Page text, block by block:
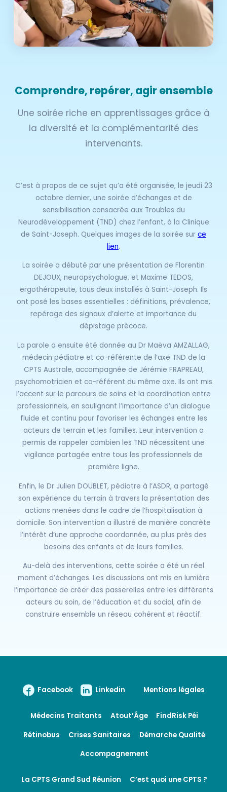
Comprendre, repérer, agir ensemble
Une soirée riche en apprentissages grâce à
la diversité et la complémentarité des
intervenants.
C’est à propos de ce sujet qu’a été organisée, le jeudi 23
octobre dernier, une soirée d’échanges et de
sensibilisation consacrée aux Troubles du
Neurodéveloppement (TND) chez l’enfant, à la Clinique
de Saint-Joseph. Quelques images de la soirée sur ce
lien.
La soirée a débuté par une présentation de Florentin
DEJOUX, neuropsychologue, et Maxime TEDOS,
ergothérapeute, tous deux installés à Saint-Joseph. Ils
ont posé les bases essentielles : définitions, prévalence,
repérage des signaux d’alerte et importance du
dépistage précoce.
La parole a ensuite été donnée au Dr Maëva AMZALLAG,
médecin pédiatre et co-référente de l’axe TND de la
CPTS Australe, accompagnée de Jérémie FRAPREAU,
psychomotricien et co-référent du même axe. Ils ont mis
l’accent sur le parcours de soins et la coordination entre
professionnels, en soulignant l’importance d’un dialogue
fluide et continu pour favoriser les échanges entre les
acteurs de terrain et les familles. Leur intervention a
permis de rappeler combien les TND nécessitent une
vigilance partagée entre tous les professionnels de
première ligne.
Enfin, le Dr Julien DOUBLET, pédiatre à l’ASDR, a partagé
son expérience du terrain à travers la présentation des
actions menées dans le cadre de l’hospitalisation à
domicile. Son intervention a illustré de manière concrète
l’intérêt d’une approche coordonnée, au plus près des
besoins des enfants et de leurs familles.
Au-delà des interventions, cette soirée a été un réel
moment d’échanges. Les discussions ont mis en lumière
l’importance de créer des passerelles entre les différents
acteurs du soin, de l’éducation et du social, afin de
construire ensemble un réseau cohérent et réactif.
La CPTS Grand Sud Réunion C’est quoi une CPTS ?
Médecins Traitants Atout’Âge
FindRisk Péi
Rétinobus
Crises Sanitaires
Démarche Qualité
Accompagnement
Facebook Linkedin Mentions légales